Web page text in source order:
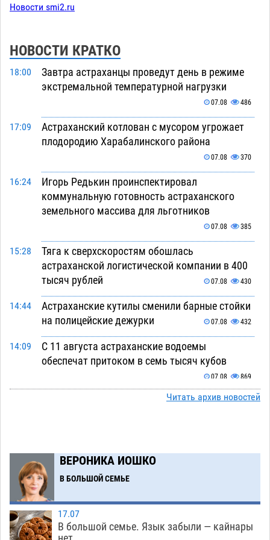
Новости smi2.ru
НОВОСТИ КРАТКО
18:00
Завтра астраханцы проведут день в режиме
экстремальной температурной нагрузки
07.08 486
17:09
Астраханский котлован с мусором угрожает
плодородию Харабалинского района
07.08 370
16:24
Игорь Редькин проинспектировал
коммунальную готовность астраханского
земельного массива для льготников
07.08 385
15:28
Тяга к сверхскоростям обошлась
астраханской логистической компании в 400
тысяч рублей
07.08 430
14:44
Астраханские кутилы сменили барные стойки
на полицейские дежурки
07.08 432
14:09
С 11 августа астраханские водоемы
обеспечат притоком в семь тысяч кубов
07.08 869
Астраханский аэропорт попробует отбиться
помойку
11:58
В Астрахани подросток угнал мотоцикл и
похитил чужие мобильник с банковскими
картами
11:20
Астраханцев ждут на парковом газоне с
Читать архив новостей
ВЕРОНИКА ИОШКО
В БОЛЬШОЙ СЕМЬЕ
17.07
В большой семье. Язык забыли — кайнары